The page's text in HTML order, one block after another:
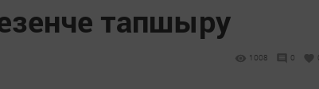
тапшыру
1008 0